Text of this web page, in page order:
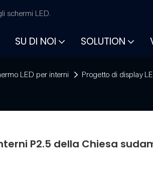
schermi LED.
SU DI NOI SOLUTION
LED per interni Progetto di display
P2.5 della Chiesa